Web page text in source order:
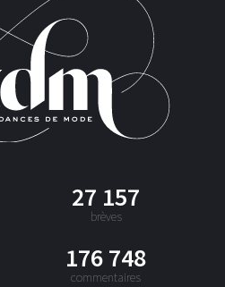
27 157
brèves
176 748
commentaires